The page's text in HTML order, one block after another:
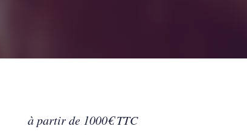
à partir de 1000€ TTC